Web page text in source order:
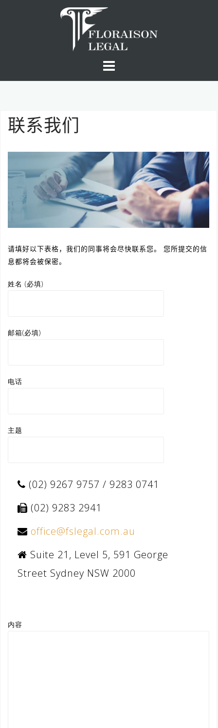
联系我们
请填好以下表格，我们的同事将会尽快联系您。 您所提交的信
息都将会被保密。
姓名 (必填)
邮箱(必填)
电话
主题
(02) 9267 9757 / 9283 0741
(02) 9283 2941
office@fslegal.com.au
Suite 21, Level 5, 591 George
Street Sydney NSW 2000
内容